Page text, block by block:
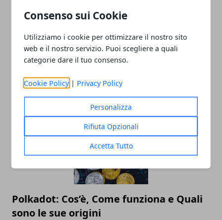
Consenso sui Cookie
Utilizziamo i cookie per ottimizzare il nostro sito
web e il nostro servizio. Puoi scegliere a quali
categorie dare il tuo consenso.
Cookie Policy | Privacy Policy
Personalizza
Rifiuta Opzionali
Accetta Tutto
ARTICOLI CORRELATI
Polkadot: Cos’è, Come funziona e Quali
sono le sue origini